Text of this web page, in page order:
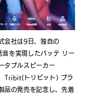
会社は9日、独自の
を実現したバッテ リー
タブルスピーカー
Tribit(トリビット) ブラ
品の発売を記念し、先着